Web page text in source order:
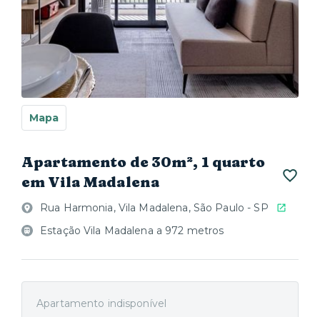
Mapa
Apartamento de 30m², 1 quarto
em Vila Madalena
Rua Harmonia, Vila Madalena, São Paulo - SP
Estação Vila Madalena a 972 metros
Apartamento indisponível